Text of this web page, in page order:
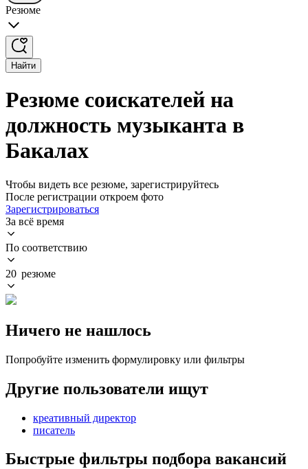
Резюме
Найти
Резюме соискателей на
должность музыканта в
Бакалах
Чтобы видеть все резюме, зарегистрируйтесь
После регистрации откроем фото
Зарегистрироваться
За всё время
По соответствию
20 резюме
Ничего не нашлось
Попробуйте изменить формулировку или фильтры
Другие пользователи ищут
креативный директор
писатель
Быстрые фильтры подбора вакансий